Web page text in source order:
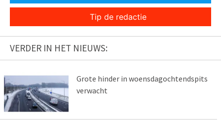
Tip de redactie
VERDER IN HET NIEUWS:
Grote hinder in woensdagochtendspits
verwacht